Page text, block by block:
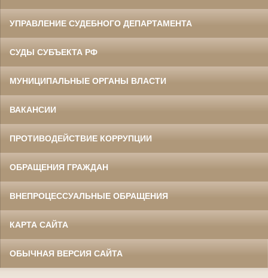
УПРАВЛЕНИЕ СУДЕБНОГО ДЕПАРТАМЕНТА
СУДЫ СУБЪЕКТА РФ
МУНИЦИПАЛЬНЫЕ ОРГАНЫ ВЛАСТИ
ВАКАНСИИ
ПРОТИВОДЕЙСТВИЕ КОРРУПЦИИ
ОБРАЩЕНИЯ ГРАЖДАН
ВНЕПРОЦЕССУАЛЬНЫЕ ОБРАЩЕНИЯ
КАРТА САЙТА
ОБЫЧНАЯ ВЕРСИЯ САЙТА